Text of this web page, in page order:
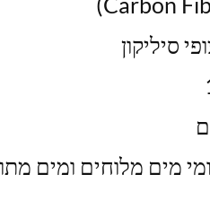
סיליקון
מים מלוחים ומים